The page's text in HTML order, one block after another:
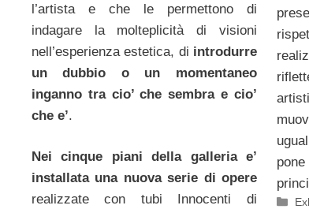
l’artista e che le permettono di
indagare la molteplicità di visioni
nell’esperienza estetica, di introdurre
un dubbio o un momentaneo
inganno tra cio’ che sembra e cio’
che e’.
Nei cinque piani della galleria e’
installata una nuova serie di opere
realizzate con tubi Innocenti di